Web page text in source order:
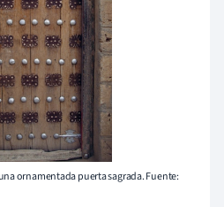
ornamentada puerta sagrada. Fuente: